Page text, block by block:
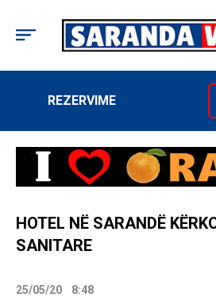
REZERVIME
HOTEL NË SARANDË
SANITARE
25/05/20 8:48